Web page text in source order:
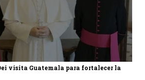
visita Guatemala para fortalecer la